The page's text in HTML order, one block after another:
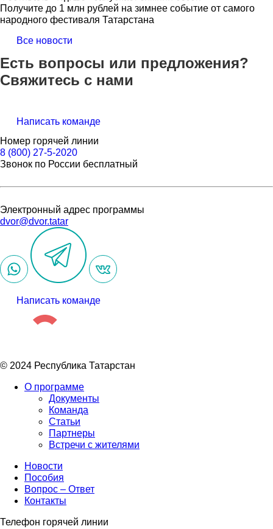
Получите до 1 млн рублей на зимнее событие от самого
народного фестиваля Татарстана
Все новости
Есть вопросы или предложения?
Свяжитесь с нами
Написать команде
Номер горячей линии
8 (800) 27-5-2020
Звонок по России бесплатный
Электронный адрес программы
dvor@dvor.tatar
Написать команде
© 2024 Республика Татарстан
О программе
Документы
Команда
Статьи
Партнеры
Встречи с жителями
Новости
Пособия
Вопрос – Ответ
Контакты
Телефон горячей линии